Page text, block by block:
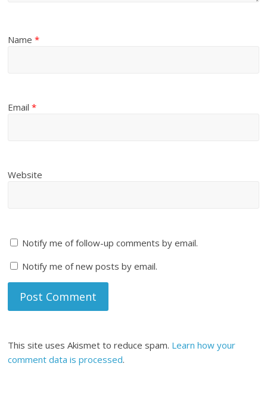
Name*
Email*
Website
Notify me of follow-up comments by email.
Notify me of new posts by email.
This site uses Akismet to reduce spam. Learn how your
comment data is processed.